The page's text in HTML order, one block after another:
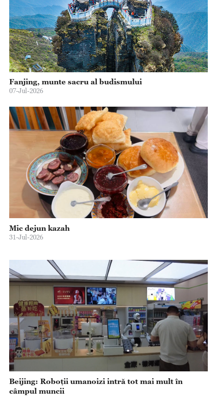
Fanjing, munte sacru al budismului
07-Jul-2026
Mic dejun kazah
31-Jul-2026
Beijing: Roboții umanoizi intră tot mai mult în
câmpul muncii